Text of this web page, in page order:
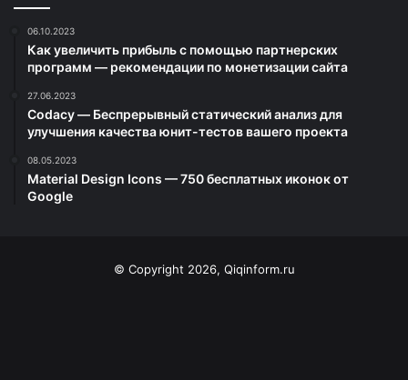
06.10.2023
Как увеличить прибыль с помощью партнерских
программ — рекомендации по монетизации сайта
27.06.2023
Codacy — Беспрерывный статический анализ для
улучшения качества юнит-тестов вашего проекта
08.05.2023
Material Design Icons — 750 бесплатных иконок от
Google
© Copyright 2026, Qiqinform.ru